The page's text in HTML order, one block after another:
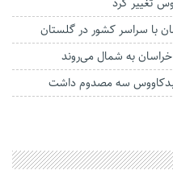
با سراسر کشور در گلستان
سه مصدوم داشت